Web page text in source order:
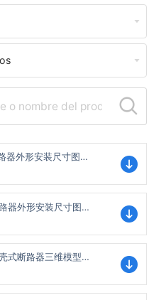
器外形安装尺寸图
器外形安装尺寸图
式断路器三维模型